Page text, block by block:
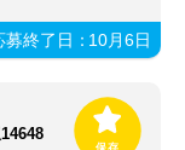
募終了日：10月6日